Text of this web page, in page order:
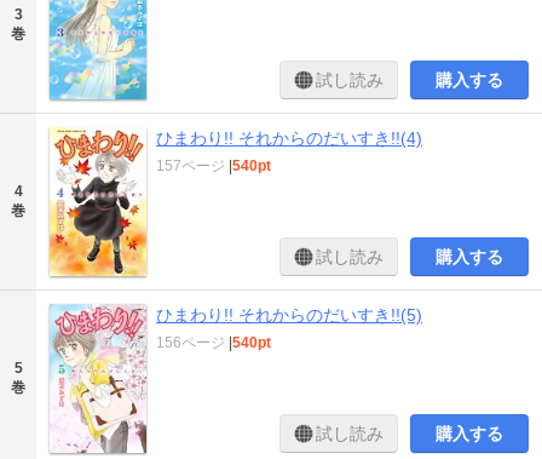
3
巻
試し読み 購入する
4
巻
ひまわり!! それからのだいすき!!(4)
157ページ 540pt
試し読み 購入する
5
巻
ひまわり!! それからのだいすき!!(5)
156ページ 540pt
試し読み 購入する